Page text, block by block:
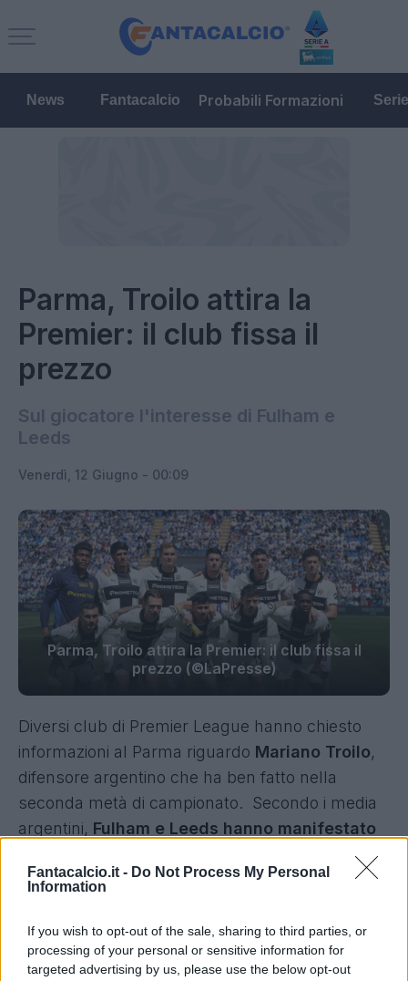
Fantacalcio.it - Do Not Process My Personal
Information
If you wish to opt-out of the sale, sharing to third parties, or
processing of your personal or sensitive information for
targeted advertising by us, please use the below opt-out
News Fantacalcio Probabili Formazioni
Parma, Troilo attira la
Premier: il club fissa il
prezzo
Sul giocatore l'interesse di Fulham e
Leeds
Venerdì, 12 Giugno - 00:09
Parma, Troilo attira la Premier: il club fissa il
prezzo (©LaPresse)
Diversi club di Premier League hanno chiesto
informazioni al Parma riguardo Mariano Troilo,
difensore argentino che ha ben fatto nella
seconda metà di campionato. Secondo i media
argentini, Fulham e Leeds hanno manifestato
con il club ducale che però valuta il
giocatore almeno 20 milioni di euro.
Il Belgrano, club da cui il Parma ha acquistato
Troilo, avrebbe una percentuale del15% della
futura rivendita per cifre che superano i 7.2